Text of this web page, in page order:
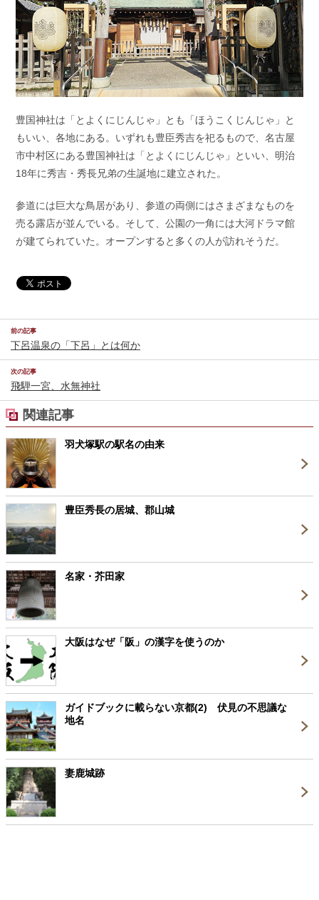
豊国神社は「とよくにじんじゃ」とも「ほうこくじんじゃ」と
もいい、各地にある。いずれも豊臣秀吉を祀るもので、名古屋
市中村区にある豊国神社は「とよくにじんじゃ」といい、明治
18年に秀吉・秀長兄弟の生誕地に建立された。
参道には巨大な鳥居があり、参道の両側にはさまざまなものを
売る露店が並んでいる。そして、公園の一角には大河ドラマ館
が建てられていた。オープンすると多くの人が訪れそうだ。
前の記事
下呂温泉の「下呂」とは何か
次の記事
飛騨一宮、水無神社
関連記事
羽犬塚駅の駅名の由来
豊臣秀長の居城、郡山城
名家・芥田家
大阪はなぜ「阪」の漢字を使うのか
ガイドブックに載らない京都(2) 伏見の不思議な
地名
妻鹿城跡